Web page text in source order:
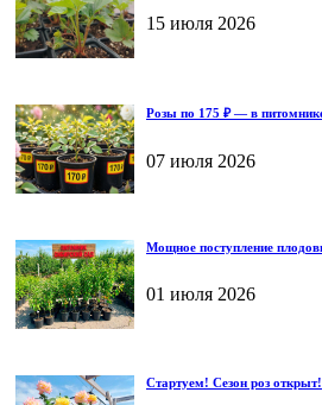
15 июля 2026
Розы по 175 ₽ — в
07 июля 2026
Мощное поступление
01 июля 2026
Стартуем! Сезон роз открыт!